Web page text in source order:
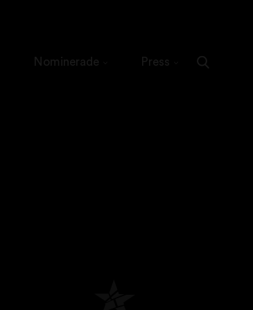
Nominerade Press